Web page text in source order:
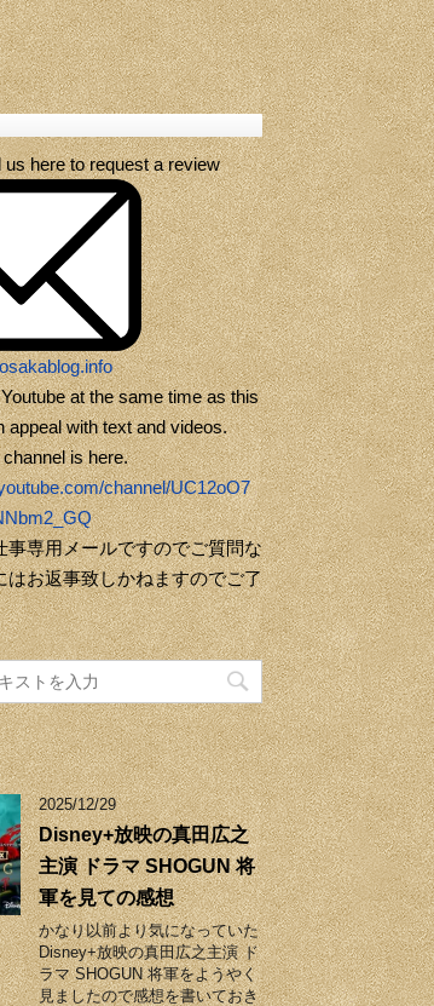
us here to request a review
at the same time as this
appeal with text and videos.
is here.
channel/UC12oO7
事専用メールですのでご質問な
はお返事致しかねますのでご了
2025/12/29
Disney+放映の真田広之
主演 ドラマ SHOGUN 将
軍を見ての感想
かなり以前より気になっていた
Disney+放映の真田広之主演 ド
ラマ SHOGUN 将軍をようやく
見ましたので感想を書いておき